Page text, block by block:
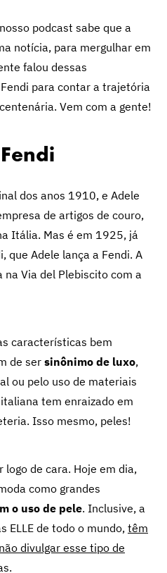
podcast sabe que a
notícia, para mergulhar em
falou dessas
para contar a trajetória
Vem com a gente!
dos anos 1910, e Adele
de artigos de couro,
Itália. Mas é em 1925, já
que Adele lança a Fendi. A
Via del Plebiscito com a
características bem
de ser sinônimo de luxo,
ou pelo uso de materiais
tem enraizado em
Isso mesmo, peles!
de cara. Hoje em dia,
como grandes
o uso de pele. Inclusive, a
ELLE de todo o mundo, têm
divulgar esse tipo de